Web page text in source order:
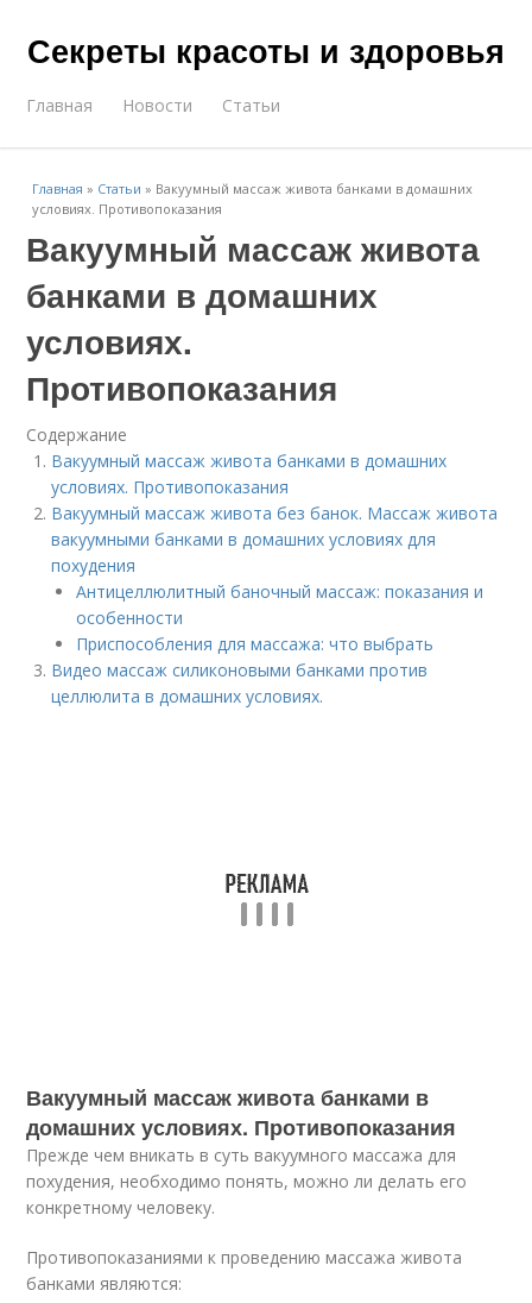
Секреты красоты и здоровья
Главная Новости Статьи
Главная » Статьи » Вакуумный массаж живота банками в домашних
условиях. Противопоказания
Вакуумный массаж живота
банками в домашних
условиях.
Противопоказания
Содержание
Вакуумный массаж живота банками в домашних
условиях. Противопоказания
Вакуумный массаж живота без банок. Массаж живота
вакуумными банками в домашних условиях для
похудения
Антицеллюлитный баночный массаж: показания и
особенности
Приспособления для массажа: что выбрать
Видео массаж силиконовыми банками против
целлюлита в домашних условиях.
Вакуумный массаж живота банками в
домашних условиях. Противопоказания
Прежде чем вникать в суть вакуумного массажа для
похудения, необходимо понять, можно ли делать его
конкретному человеку.
Противопоказаниями к проведению массажа живота
банками являются: